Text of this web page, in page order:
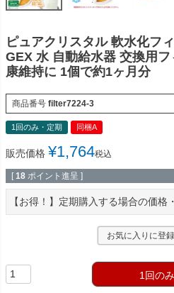
ピュアクリスタル 軟水化フ
GEX 水 自動給水器 交換用
康維持に 1個で約1ヶ月分
商品番号 filter7224-3
1回のみ・定期 同梱A
販売価格 ¥1,764税込
[ 18 ポイント進呈 ]
【お得！】定期購入する場合の価格
お気に入りに登
1回の